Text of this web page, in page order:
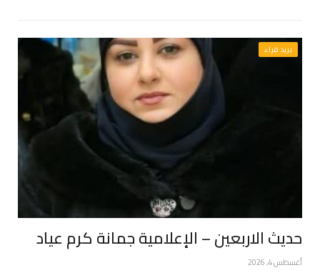
بريد قراء
حديث الاربعين – الإعلامية جمانة كرم عياد
أغسطس 4, 2026